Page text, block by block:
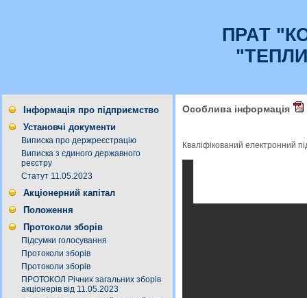
ПРАТ
Інформація про підприємство
Установчі документи
Виписка про держреєстрацію
Виписка з єдиного державного
реєстру
Статут 11.05.2023
Акціонерний капітал
Положення
Протоколи зборів
Підсумки голосування
Протоколи зборів
Протоколи зборів
ПРОТОКОЛ Річних загальних зборів
акціонерів від 11.05.2023
Особлива інформація
Кваліфікований електронний